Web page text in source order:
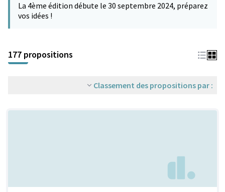
−
La 4ème édition débute le 30 septembre 2024, préparez
vos idées !
177 propositions
Classement des propositions par :